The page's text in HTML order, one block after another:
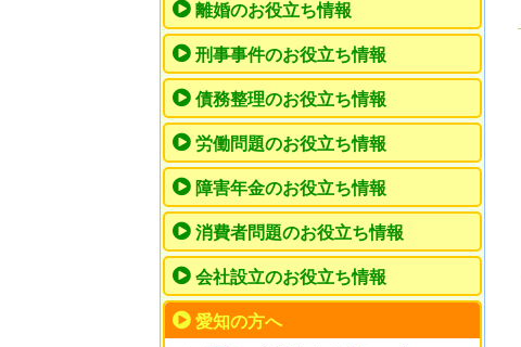
離婚のお役立ち情報
刑事事件のお役立ち情報
債務整理のお役立ち情報
労働問題のお役立ち情報
障害年金のお役立ち情報
消費者問題のお役立ち情報
会社設立のお役立ち情報
愛知の方へ